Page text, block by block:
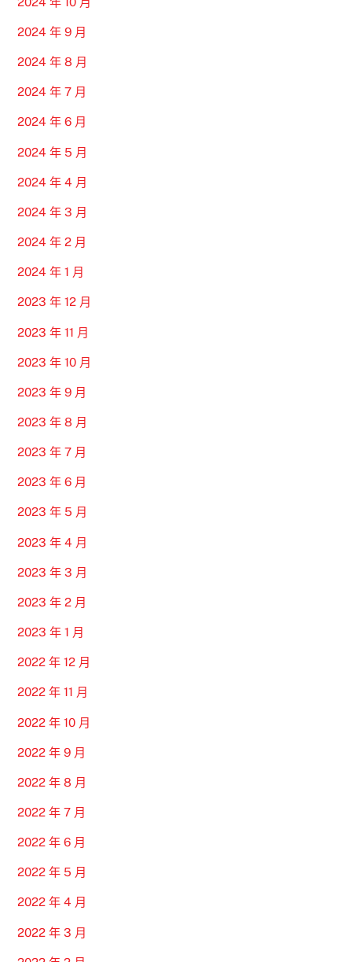
2024 年 9 月
2024 年 8 月
2024 年 7 月
2024 年 6 月
2024 年 5 月
2024 年 4 月
2024 年 3 月
2024 年 2 月
2024 年 1 月
2023 年 12 月
2023 年 11 月
2023 年 10 月
2023 年 9 月
2023 年 8 月
2023 年 7 月
2023 年 6 月
2023 年 5 月
2023 年 4 月
2023 年 3 月
2023 年 2 月
2023 年 1 月
2022 年 12 月
2022 年 11 月
2022 年 10 月
2022 年 9 月
2022 年 8 月
2022 年 7 月
2022 年 6 月
2022 年 5 月
2022 年 4 月
2022 年 3 月